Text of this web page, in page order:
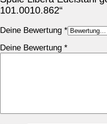
101.0010.862“
Deine Bewertung *
Deine Bewertung *